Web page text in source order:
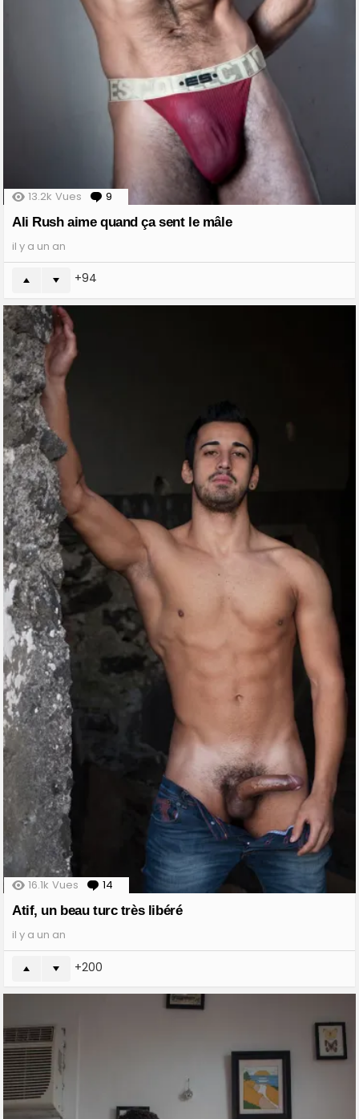
13.2k Vues 9
Comments
Ali Rush aime quand ça sent le mâle
il y a un an
94
16.1k Vues 14
Atif, un beau turc très libéré
il y a un an
200